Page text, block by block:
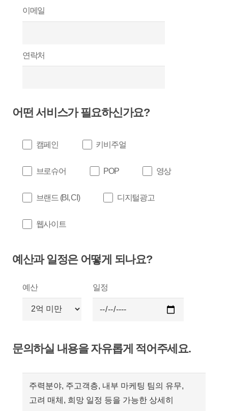
이메일
연락처
어떤 서비스가 필요하신가요?
캠페인 키비주얼
브로슈어 POP 영상
브랜드 (BI, CI) 디지털광고
웹사이트
예산과 일정은 어떻게 되나요?
예산 일정
문의하실 내용을 자유롭게 적어주세요.